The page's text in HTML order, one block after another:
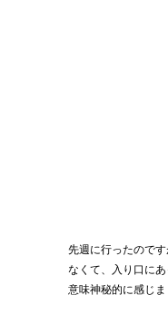
先週に行ったので
なくて、入り口に
意味神秘的に感じ